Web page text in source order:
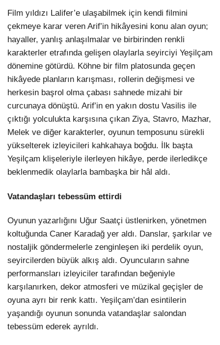
Film yıldızı Lalifer’e ulaşabilmek için kendi filmini
çekmeye karar veren Arif’in hikâyesini konu alan oyun;
hayaller, yanlış anlaşılmalar ve birbirinden renkli
karakterler etrafında gelişen olaylarla seyirciyi Yeşilçam
dönemine götürdü. Köhne bir film platosunda geçen
hikâyede planların karışması, rollerin değişmesi ve
herkesin başrol olma çabası sahnede mizahi bir
curcunaya dönüştü. Arif’in en yakın dostu Vasilis ile
çıktığı yolculukta karşısına çıkan Ziya, Stavro, Mazhar,
Melek ve diğer karakterler, oyunun temposunu sürekli
yükselterek izleyicileri kahkahaya boğdu. İlk başta
Yeşilçam klişeleriyle ilerleyen hikâye, perde ilerledikçe
beklenmedik olaylarla bambaşka bir hâl aldı.
Vatandaşları tebessüm ettirdi
Oyunun yazarlığını Uğur Saatçi üstlenirken, yönetmen
koltuğunda Caner Karadağ yer aldı. Danslar, şarkılar ve
nostaljik göndermelerle zenginleşen iki perdelik oyun,
seyircilerden büyük alkış aldı. Oyuncuların sahne
performansları izleyiciler tarafından beğeniyle
karşılanırken, dekor atmosferi ve müzikal geçişler de
oyuna ayrı bir renk kattı. Yeşilçam’dan esintilerin
yaşandığı oyunun sonunda vatandaşlar salondan
tebessüm ederek ayrıldı.